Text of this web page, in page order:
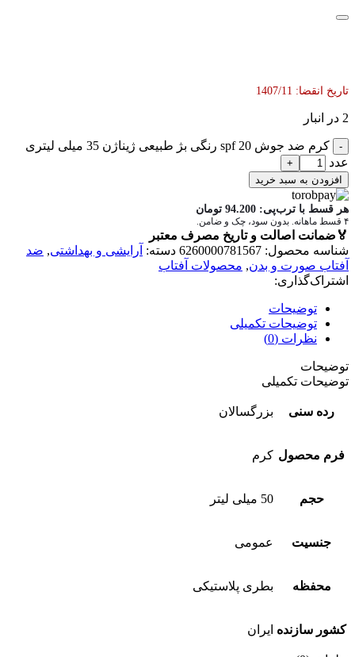
تاریخ انقضا: 1407/11
2 در انبار
کرم ضد جوش spf 20 رنگی بژ طبیعی ژیناژن 35 میلی لیتری
عدد
افزودن به سبد خرید
هر قسط با ترب‌پی: 94.200 تومان
۴ قسط ماهانه. بدون سود، چک و ضامن.
🏅 ضمانت اصالت و تاریخ مصرف معتبر
شناسه محصول: 6260000781567 دسته: آرایشی و بهداشتی, ضد
آفتاب صورت و بدن, محصولات آفتاب
اشتراک‌گذاری:
توضیحات
توضیحات تکمیلی
نظرات (0)
توضیحات
توضیحات تکمیلی
رده سنی بزرگسالان
فرم محصول کرم
حجم 50 میلی لیتر
جنسیت عمومی
محفظه بطری پلاستیکی
کشور سازنده ایران